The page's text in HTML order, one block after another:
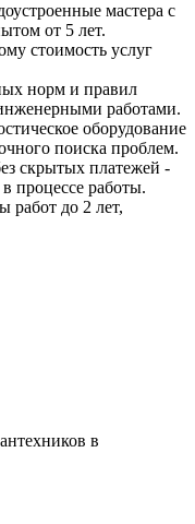
мастера с
от 5 лет.
стоимость услуг
норм и правил
работами.
оборудование
поиска проблем.
скрытых платежей -
процессе работы.
работ до 2 лет,